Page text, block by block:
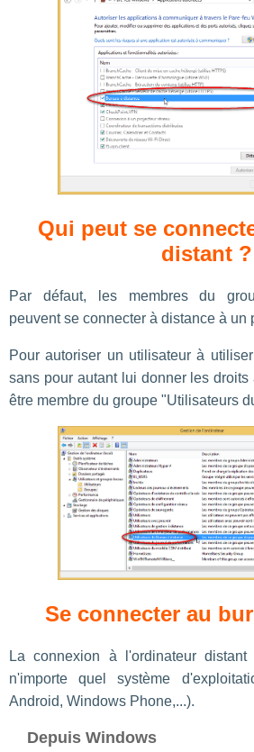
Qui peut se
distant ?
Par défaut, les membres du
peuvent se connecter à distance à un
Pour autoriser un utilisateur à
sans pour autant lui donner les
être membre du groupe "Utilisateurs
Se connecter au
La connexion à l'ordinateur
n'importe quel système
Android, Windows Phone,...).
Depuis Windows